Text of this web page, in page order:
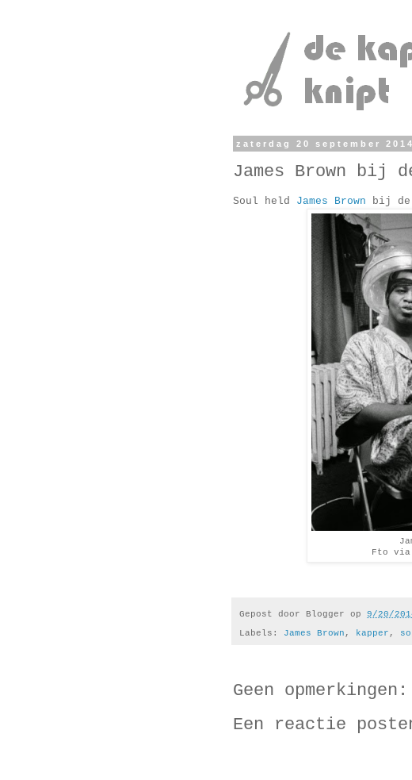
zaterdag 20 september 2014
James Brown bij
Soul held James Brown bij de
Fto via
Gepost door Blogger op 9/20/
Labels: James Brown , kapper ,
Geen opmerkingen:
Een reactie